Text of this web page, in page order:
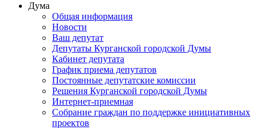
Дума
Общая информация
Новости
Ваш депутат
Депутаты Курганской городской Думы
Кабинет депутата
График приема депутатов
Постоянные депутатские комиссии
Решения Курганской городской Думы
Интернет-приемная
Собрание граждан по поддержке инициативных
проектов